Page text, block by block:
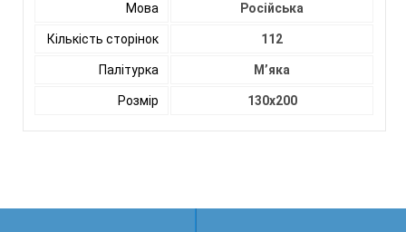
Мова Російська
Кількість сторінок 112
Палітурка М’яка
Розмір 130х200